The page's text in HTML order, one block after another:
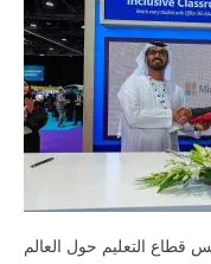
بهدف تطوير
قطاع التعليم حول العالم